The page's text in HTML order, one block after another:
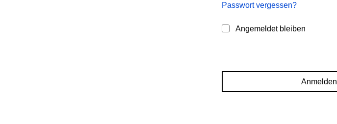
Passwort vergessen?
Angemeldet bleiben
Anmelden